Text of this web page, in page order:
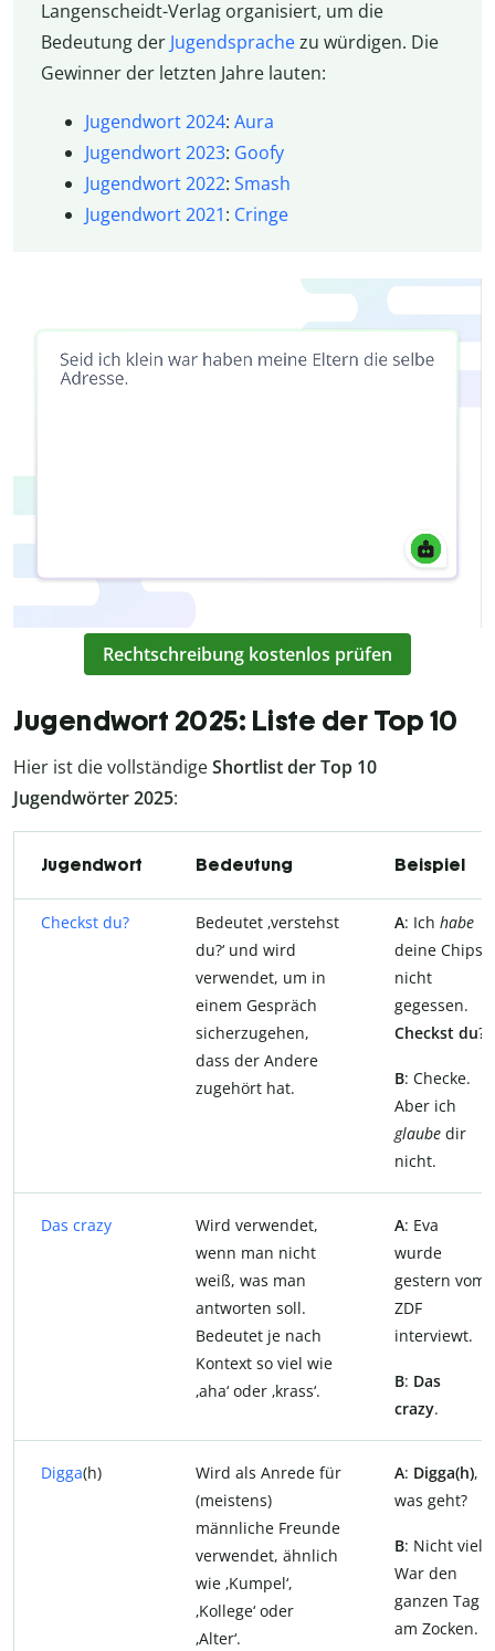
Langenscheidt-Verlag organisiert, um die
Bedeutung der Jugendsprachezu würdigen. Die
Gewinner der letzten Jahre lauten:
Jugendwort 2024: Aura
Jugendwort 2023: Goofy
Jugendwort 2022: Smash
Jugendwort 2021: Cringe
Rechtschreibung kostenlos prüfen
Jugendwort 2025: Liste der Top 10
Hier ist die vollständigeShortlist der Top 10
Jugendwörter 2025:
Jugendwort Bedeutung Beispiel
Checkst du?
Bedeutet ‚verstehst
du?‘ und wird
verwendet, um in
einem Gespräch
sicherzugehen,
dass der Andere
zugehört hat.
A: Ich habe
deine Chips
nicht
gegessen.
Checkst du?
B: Checke.
Aber ich
glaube dir
nicht.
Das crazy
Wird verwendet,
wenn man nicht
weiß, was man
antworten soll.
Bedeutet je nach
Kontext so viel wie
‚aha‘ oder ‚krass‘.
A: Eva
wurde
gestern vom
ZDF
interviewt.
B: Das
crazy.
Digga(h)
Wird als Anrede für
(meistens)
männliche Freunde
verwendet, ähnlich
wie ‚Kumpel‘,
‚Kollege‘ oder
‚Alter‘.
A: Digga(h),
was geht?
B: Nicht viel.
War den
ganzen Tag
am Zocken.